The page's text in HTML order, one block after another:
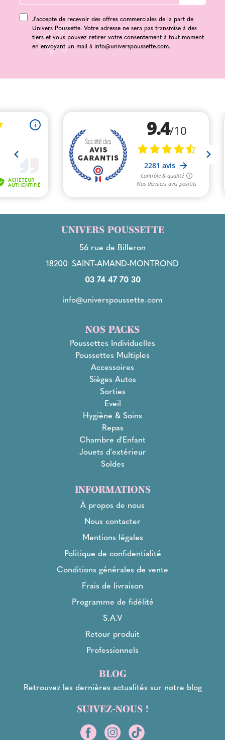
J'accepte de recevoir des offres commerciales de la part de
Univers Poussette. Votre adresse ne sera pas transmise à des
tiers et vous pouvez retirer votre consentement à tout moment
en envoyant un mail à info@universpoussette.com.
UNIVERS POUSSETTE
56 rue de Billeron
18200 SAINT-AMAND-MONTROND
03 74 47 70 30
info@universpoussette.com
NOS PACKS
Poussettes Individuelles
Poussettes Multiples
Accessoires
Sièges Autos
Sorties
Eveil
Hygiène & Soins
Repas
Chambre d'Enfant
Jouets d'extérieur
Soldes
INFORMATIONS
À propos de nous
Nous contacter
Mentions légales
Politique de confidentialité
Conditions générales de vente
Frais de livraison
Programme de fidélité
S.A.V
Retour produit
Professionnels
BLOG
Retrouvez les dernières actualités sur notre blog
SUIVEZ-NOUS !